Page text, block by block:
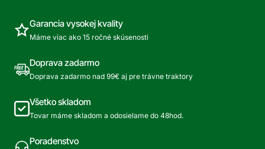
Garancia vysokej kvality
Máme viac ako 15 ročné skúsenosti
Doprava zadarmo
Doprava zadarmo nad 99€ aj pre trávne traktory
Všetko skladom
Tovar máme skladom a odosielame do 48hod.
Poradenstvo